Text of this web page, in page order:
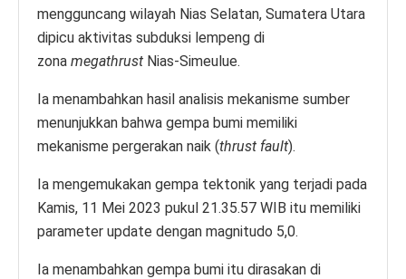
mengguncang wilayah Nias Selatan, Sumatera Utara
dipicu aktivitas subduksi lempeng di
zona megathrust Nias-Simeulue.
Ia menambahkan hasil analisis mekanisme sumber
menunjukkan bahwa gempa bumi memiliki
mekanisme pergerakan naik (thrust fault).
Ia mengemukakan gempa tektonik yang terjadi pada
Kamis, 11 Mei 2023 pukul 21.35.57 WIB itu memiliki
parameter update dengan magnitudo 5,0.
Ia menambahkan gempa bumi itu dirasakan di